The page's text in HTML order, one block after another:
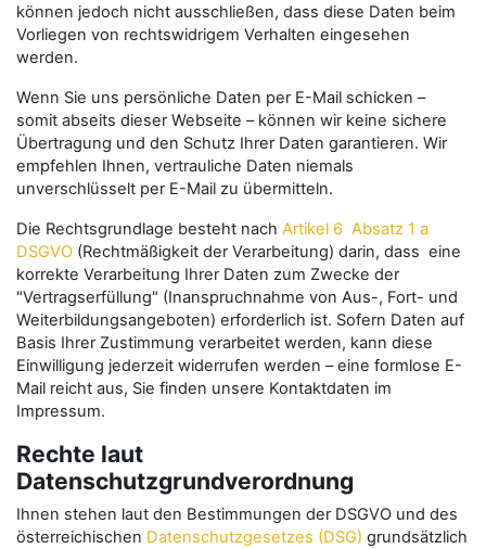
können jedoch nicht ausschließen, dass diese Daten beim
Vorliegen von rechtswidrigem Verhalten eingesehen
werden.
Wenn Sie uns persönliche Daten per E-Mail schicken –
somit abseits dieser Webseite – können wir keine sichere
Übertragung und den Schutz Ihrer Daten garantieren. Wir
empfehlen Ihnen, vertrauliche Daten niemals
unverschlüsselt per E-Mail zu übermitteln.
Die Rechtsgrundlage besteht nach Artikel 6 Absatz 1 a
DSGVO (Rechtmäßigkeit der Verarbeitung) darin, dass eine
korrekte Verarbeitung Ihrer Daten zum Zwecke der
"Vertragserfüllung" (Inanspruchnahme von Aus-, Fort- und
Weiterbildungsangeboten) erforderlich ist. Sofern Daten auf
Basis Ihrer Zustimmung verarbeitet werden, kann diese
Einwilligung jederzeit widerrufen werden – eine formlose E-
Mail reicht aus, Sie finden unsere Kontaktdaten im
Impressum.
Rechte laut
Datenschutzgrundverordnung
Ihnen stehen laut den Bestimmungen der DSGVO und des
österreichischen Datenschutzgesetzes (DSG) grundsätzlich